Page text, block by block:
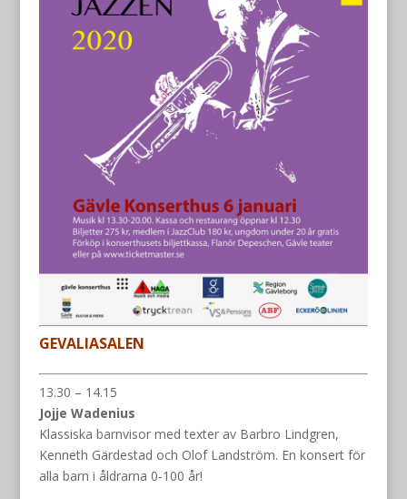
GEVALIASALEN
13.30 – 14.15
Jojje Wadenius
Klassiska barnvisor med texter av Barbro Lindgren,
Kenneth Gärdestad och Olof Landström. En konsert för
alla barn i åldrarna 0-100 år!